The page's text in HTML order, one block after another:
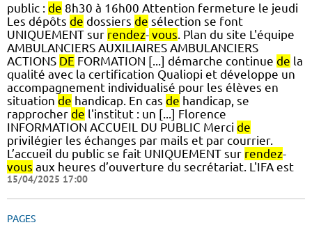
public : de 8h30 à 16h00 Attention fermeture le jeudi
Les dépôts de dossiers de sélection se font
UNIQUEMENT sur rendez- vous. Plan du site L'équipe
AMBULANCIERS AUXILIAIRES AMBULANCIERS
ACTIONS DE FORMATION [...] démarche continue de la
qualité avec la certification Qualiopi et développe un
accompagnement individualisé pour les élèves en
situation de handicap. En cas de handicap, se
rapprocher de l'institut : un [...] Florence
INFORMATION ACCUEIL DU PUBLIC Merci de
privilégier les échanges par mails et par courrier.
L’accueil du public se fait UNIQUEMENT sur rendez-
vous aux heures d’ouverture du secrétariat. L'IFA est
15/04/2025 17:00
PAGES